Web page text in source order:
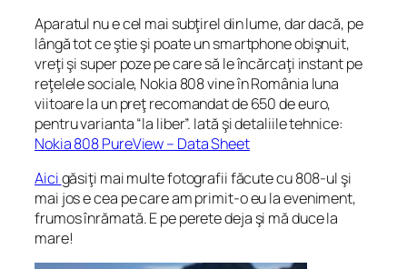
Aparatul nu e cel mai subţirel din lume, dar dacă, pe
lângă tot ce ştie şi poate un smartphone obişnuit,
vreţi şi super poze pe care să le încărcaţi instant pe
reţelele sociale, Nokia 808 vine în România luna
viitoare la un preţ recomandat de 650 de euro,
pentru varianta “la liber”. Iată şi detaliile tehnice:
Nokia 808 PureView – Data Sheet
Aicigăsiţi mai multe fotografii făcute cu 808-ul şi
mai jos e cea pe care am primit-o eu la eveniment,
frumos înrămată. E pe perete deja şi mă duce la
mare!